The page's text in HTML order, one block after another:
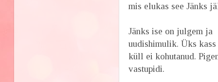
mis elukas see Jänks
Jänks ise on julgem ja
uudishimulik. Üks kass
küll ei kohutanud.
vastupidi.